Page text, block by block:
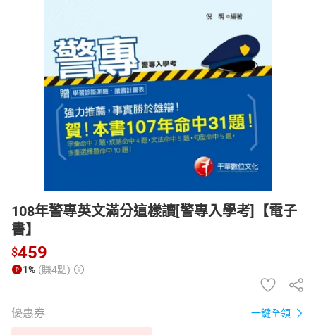
化妝保養
日本購物 電子/紙本書
HOT
108年警專英文滿分這樣讀[警專入學考]【電子
書】
$459
1% (賺4點)
優惠券 一鍵全領